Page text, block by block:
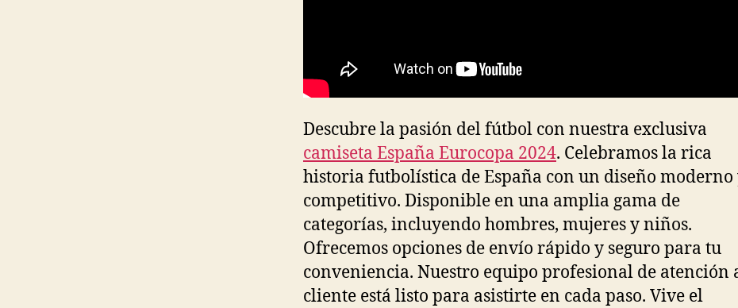
Descubre la pasión del fútbol con nuestra exclusiva
camiseta España Eurocopa 2024. Celebramos la rica
historia futbolística de España con un diseño moderno
competitivo. Disponible en una amplia gama de
categorías, incluyendo hombres, mujeres y niños.
Ofrecemos opciones de envío rápido y seguro para tu
conveniencia. Nuestro equipo profesional de atención
cliente está listo para asistirte en cada paso. Vive el